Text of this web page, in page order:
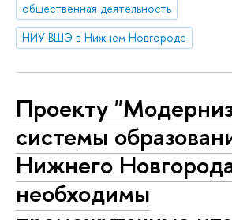
общественная деятельность
НИУ ВШЭ в Нижнем Новгороде
Проекту
системы
Нижнего
необходимы